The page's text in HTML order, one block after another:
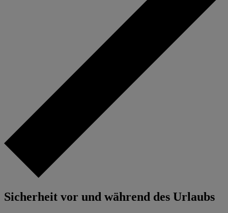
Sicherheit vor und während des Urlaubs